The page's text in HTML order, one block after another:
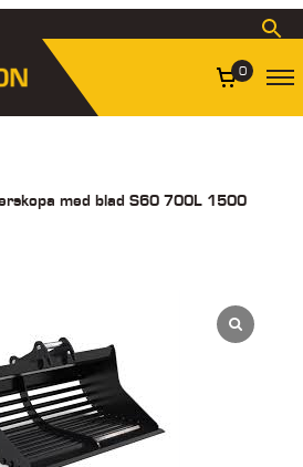
0
med blad S60 700L 1500